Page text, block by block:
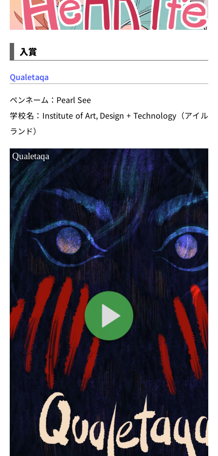
入賞
Qualetaqa
ペンネーム：Pearl See
学校名：Institute of Art, Design + Technology（アイル
ランド）